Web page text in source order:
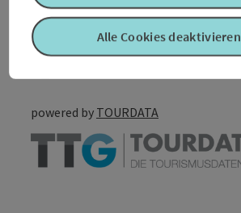
PDF erstellen
powered by TOURDATA
Alle Cookies deaktivieren